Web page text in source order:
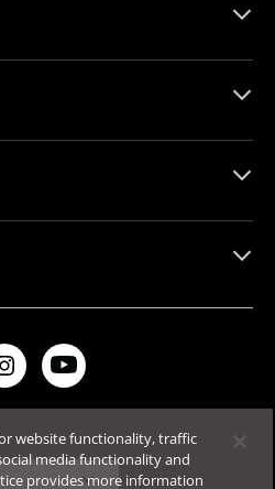
expand_more
website functionality, traffic
media functionality and
provides more information